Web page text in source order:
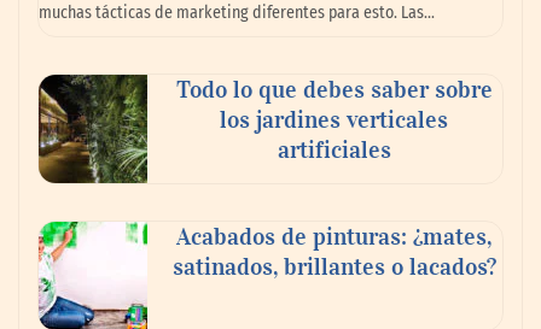
Paso a paso: ¿cómo prepararse para la
transición a la jornada de 40 horas? Guía
InfoBlock
muchas tácticas de marketing diferentes para esto. Las…
Todo lo que debes saber sobre
los jardines verticales
artificiales
Acabados de pinturas: ¿mates,
satinados, brillantes o lacados?